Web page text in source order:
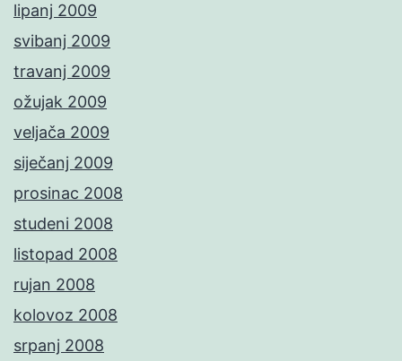
lipanj 2009
svibanj 2009
travanj 2009
ožujak 2009
veljača 2009
siječanj 2009
prosinac 2008
studeni 2008
listopad 2008
rujan 2008
kolovoz 2008
srpanj 2008